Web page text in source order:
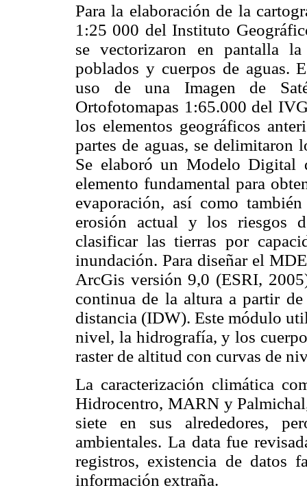
Para la elaboración de la
1:25 000 del Instituto
se vectorizaron en pantalla
poblados y cuerpos de aguas.
uso de una Imagen de
Ortofotomapas 1:65.000 del
los elementos geográficos
partes de aguas, se delimitaron
Se elaboró un Modelo Digital
elemento fundamental para
evaporación, así como
erosión actual y los riesgos
clasificar las tierras por
inundación. Para diseñar el
ArcGis versión 9,0 (ESRI,
continua de la altura a partir
distancia (IDW). Este módulo
nivel, la hidrografía, y los
raster de altitud con curvas de
La caracterización climática
Hidrocentro, MARN y
siete en sus alrededores,
ambientales. La data fue
registros, existencia de datos
información extraña.